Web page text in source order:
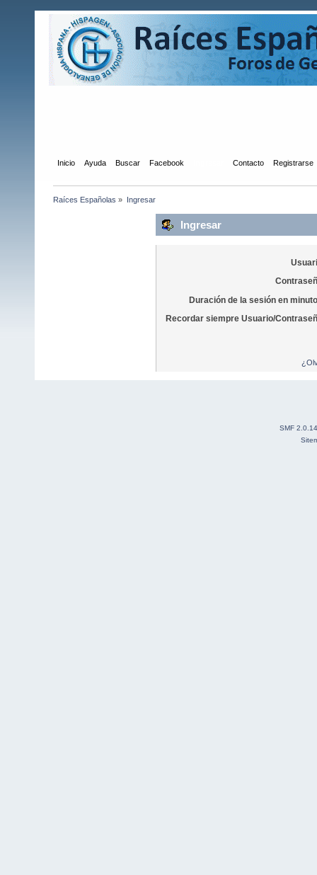
Inicio Ayuda Buscar Facebook Contacto Registrarse
Raíces Españolas » Ingresar
Ingresar
Duración de la sesión en
Recordar siempre Usuario/
SMF 2.0.14